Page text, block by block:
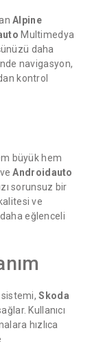
Alpine
Multimedya
daha
navigasyon,
kontrol
büyük hem
veAndroidauto
sorunsuz bir
ve
eğlenceli
sistemi,Skoda
Kullanıcı
hızlıca